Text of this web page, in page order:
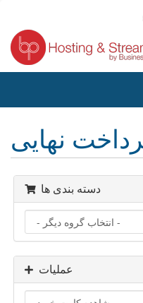
نهایی
دسته بندی ها
عملیات